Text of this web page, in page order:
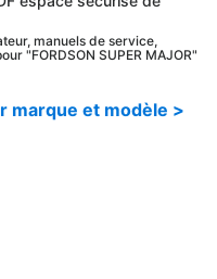
manuels de service,
"FORDSON SUPER MAJOR"
marque et modèle >